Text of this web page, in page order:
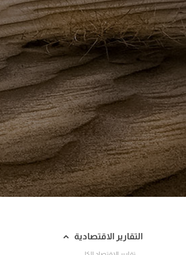
التقارير الاقتصادية